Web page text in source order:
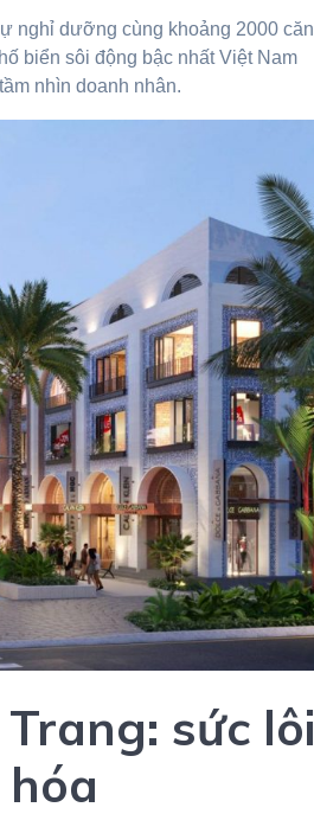
nghỉ dưỡng cùng khoảng 2000 căn
biển sôi động bậc nhất Việt Nam
nhìn doanh nhân.
sức lôi